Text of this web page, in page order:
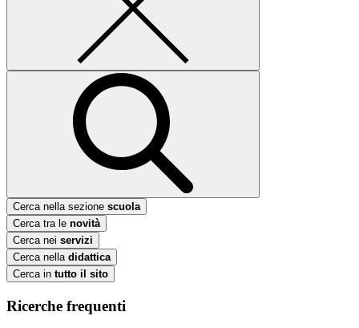
Cerca nella sezione scuola
Cerca tra le novità
Cerca nei servizi
Cerca nella didattica
Cerca in tutto il sito
Ricerche frequenti